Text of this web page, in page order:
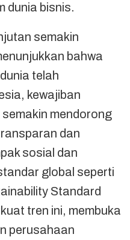
dunia bisnis.
semakin
bahwa
telah
kewajiban
mendorong
dan
sosial dan
global seperti
Standard
tren ini, membuka
perusahaan